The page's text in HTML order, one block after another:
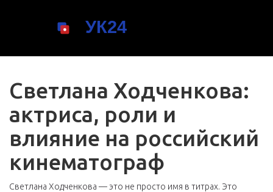
Светлана Ходченкова:
актриса, роли и
влияние на российский
кинематограф
Светлана Ходченкова — это не просто имя в титрах. Это